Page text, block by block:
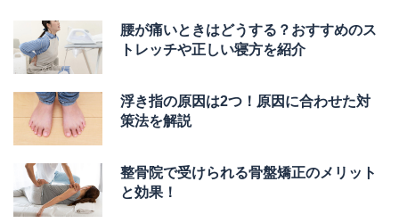
腰が痛いときはどうする？おすすめのス
トレッチや正しい寝方を紹介
浮き指の原因は2つ！原因に合わせた対
策法を解説
整骨院で受けられる骨盤矯正のメリット
と効果！